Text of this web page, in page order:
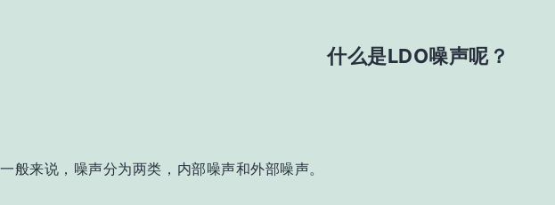
什么是LDO噪声呢？
一般来说，噪声分为两类， 内部噪声和外部噪声。